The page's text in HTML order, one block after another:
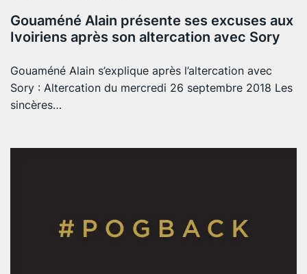
Gouaméné Alain présente ses excuses aux
Ivoiriens après son altercation avec Sory
Gouaméné Alain s’explique après l’altercation avec
Sory : Altercation du mercredi 26 septembre 2018 Les
sincères…